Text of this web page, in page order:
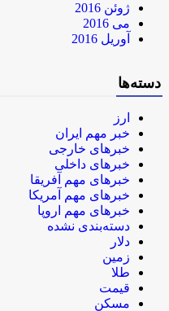
ژوئن 2016
می 2016
آوریل 2016
دسته‌ها
ارز
خبر مهم ایران
خبرهای خارجی
خبرهای داخلی
خبرهای مهم آفریقا
خبرهای مهم آمریکا
خبرهای مهم اروپا
دسته‌بندی نشده
دلار
زمین
طلا
قیمت
مسکن